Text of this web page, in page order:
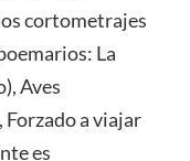
cortometrajes
La
Aves
a viajar
es